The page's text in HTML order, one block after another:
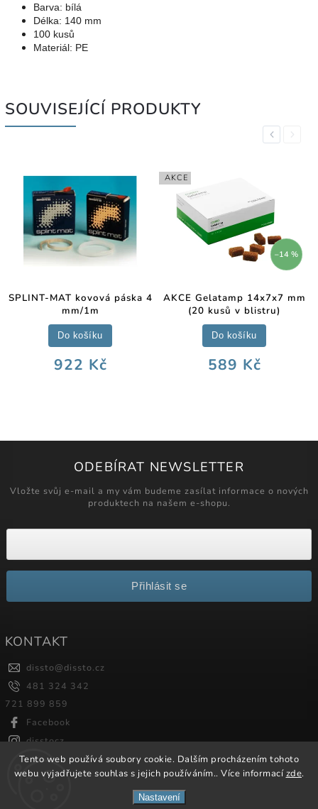
Tento web používá soubory cookie. Dalším procházením tohoto
webu vyjadřujete souhlas s jejich používáním.. Více informacízde.
Nastavení
Barva: bílá
Délka: 140 mm
100 kusů
Materiál: PE
SOUVISEJÍCÍ PRODUKTY
Previous
SPLINT-MAT kovová páska 4
mm/1m
922 Kč
Do košíku
AKCE
–14 %
AKCE Gelatamp 14x7x7 mm
(20 kusů v blistru)
589 Kč
Do košíku
Next
ODEBÍRAT NEWSLETTER
Vložte svůj e-mail a my vám budeme zasílat informace o nových
produktech na našem e-shopu.
Přihlásit se
KONTAKT
dissto@dissto.cz
481 324 342
721 899 859
Facebook
disstocz
Shoptet| Design